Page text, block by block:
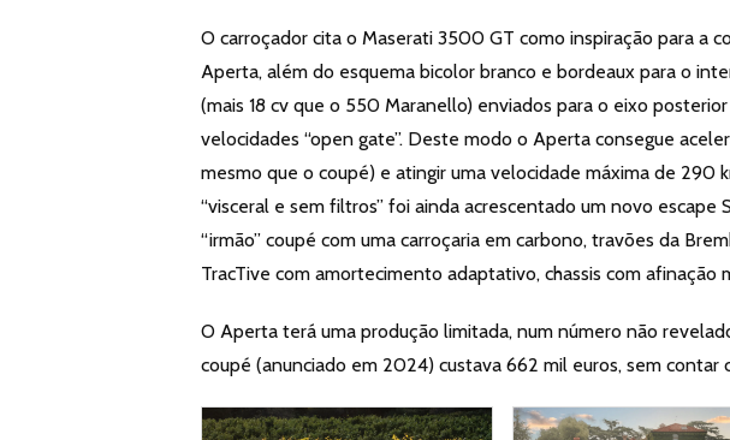
O carroçador cita o Maserati 3500 GT como inspiração para a
Aperta, além do esquema bicolor branco e bordeaux para o
(mais 18 cv que o 550 Maranello) enviados para o eixo
velocidades “open gate”. Deste modo o Aperta consegue
mesmo que o coupé) e atingir uma velocidade máxima de 290
“visceral e sem filtros” foi ainda acrescentado um novo
“irmão” coupé com uma carroçaria em carbono, travões da
TracTive com amortecimento adaptativo, chassis com afinação
O Aperta terá uma produção limitada, num número não
coupé (anunciado em 2024) custava 662 mil euros, sem contar